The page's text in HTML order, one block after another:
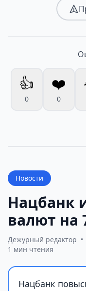
👍
0
❤️
0
Новости
Нацбанк
валют на
Дежурный редактор •
1 мин чтения
Нацбанк